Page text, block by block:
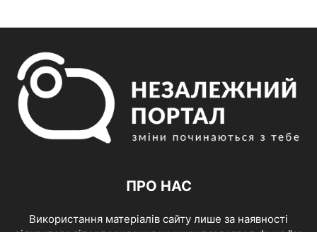
ПРО НАС
Використання матеріалів сайту лише за наявності